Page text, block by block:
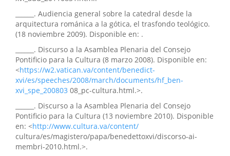
______. Audiencia general sobre la catedral desde la
arquitectura románica a la gótica, el trasfondo teológico.
(18 noviembre 2009). Disponible en: .
______. Discurso a la Asamblea Plenaria del Consejo
Pontificio para la Cultura (8 marzo 2008). Disponible en:
<https://w2.vatican.va/content/benedict-
xvi/es/speeches/2008/march/documents/hf_ben-
xvi_spe_200803 08_pc-cultura.html.>.
______. Discurso a la Asamblea Plenaria del Consejo
Pontificio para la Cultura (13 noviembre 2010). Disponible
en: <http://www.cultura.va/content/
cultura/es/magistero/papa/benedettoxvi/discorso-ai-
membri-2010.html.>.